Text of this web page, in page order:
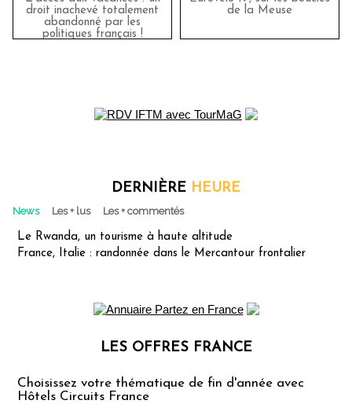
droit inachevé totalement
abandonné par les
politiques français !
de la Meuse
DERNIÈRE HEURE
News Les + lus Les + commentés
Le Rwanda, un tourisme à haute altitude
France, Italie : randonnée dans le Mercantour frontalier
LES OFFRES FRANCE
Choisissez votre thématique de fin d'année avec
Hôtels Circuits France